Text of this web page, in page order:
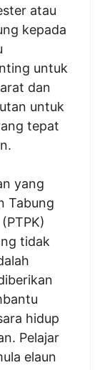
atau
kepada
untuk
dan
untuk
tepat
yang
Tabung
tidak
hidup
Pelajar
elaun